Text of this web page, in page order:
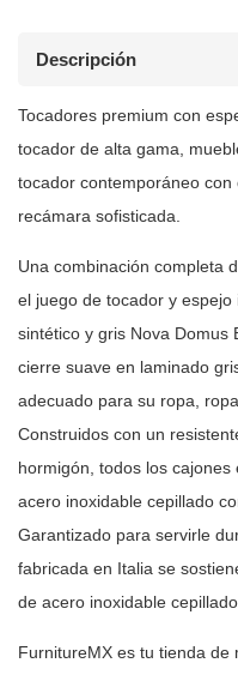
Descripción
Tocadores premium con
tocador de alta gama,
tocador contemporáneo
recámara sofisticada.
Una combinación completa
el juego de tocador y espejo
sintético y gris Nova Domus
cierre suave en laminado
adecuado para su ropa,
Construidos con un
hormigón, todos los
acero inoxidable cepillado
Garantizado para servirle
fabricada en Italia se
de acero inoxidable cepillado.
FurnitureMX es tu tienda de